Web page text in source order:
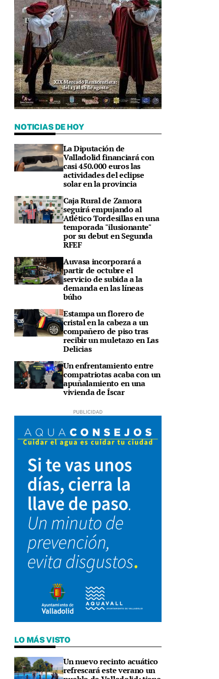
NOTICIAS DE HOY
La Diputación de
Valladolid financiará con
casi 450.000 euros las
actividades del eclipse
solar en la provincia
Caja Rural de Zamora
seguirá empujando al
Atlético Tordesillas en una
temporada "ilusionante"
por su debut en Segunda
RFEF
Auvasa incorporará a
partir de octubre el
servicio de subida a la
demanda en las líneas
búho
Estampa un florero de
cristal en la cabeza a un
compañero de piso tras
recibir un muletazo en Las
Delicias
Un enfrentamiento entre
compatriotas acaba con un
apuñalamiento en una
vivienda de Íscar
LO MÁS VISTO
Un nuevo recinto acuático
refrescará este verano un